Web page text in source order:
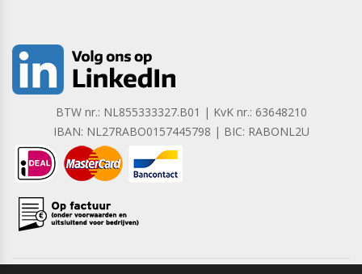
BTW nr.: NL855333327.B01 | KvK nr.: 63648210
IBAN: NL27RABO0157445798 | BIC: RABONL2U